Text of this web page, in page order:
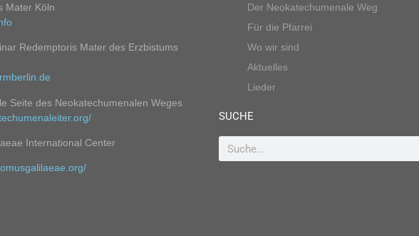
Mater Köln
Redemptoris Mater des Erzbistums
Seite des Neokatechumenalen Weges
International Center
Der Neokatechumenale Weg
Für die Pfarrei
Wo wir sind
Aktuelles
Lieder
SUCHE